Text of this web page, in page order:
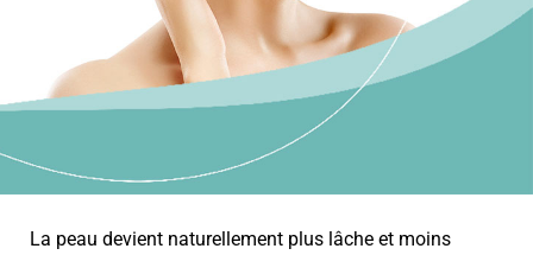
La peau devient naturellement plus lâche et moins